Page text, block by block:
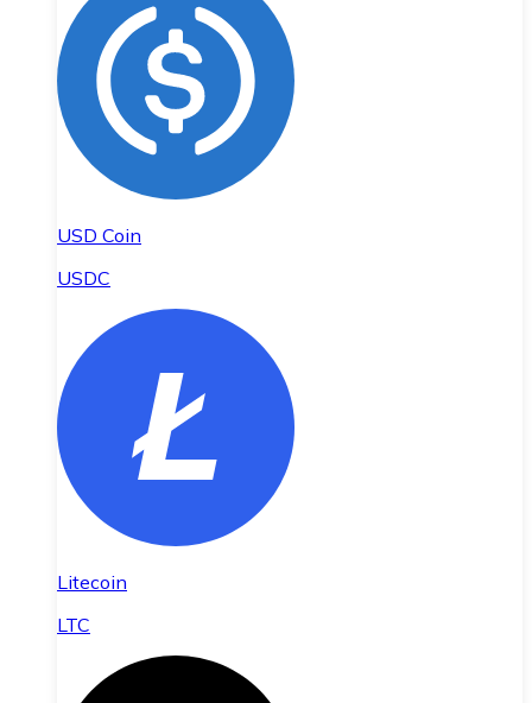
USD Coin
USDC
Litecoin
LTC